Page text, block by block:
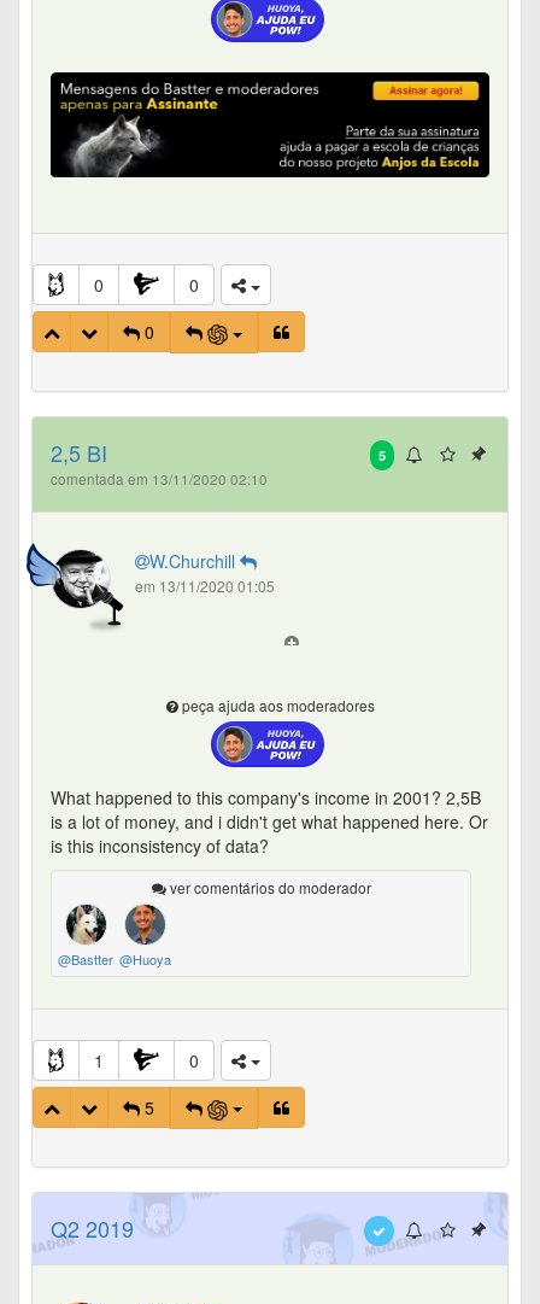
0
0
0
5
2,5 BI
comentada em 13/11/2020 02:10
W.Churchill
em 13/11/2020 01:05
peça ajuda aos moderadores
What happened to this company's income in 2001? 2,5B
is a lot of money, and i didn't get what happened here. Or
is this inconsistency of data?
ver comentários do moderador
@Bastter @Huoya
1
0
5
Q2 2019